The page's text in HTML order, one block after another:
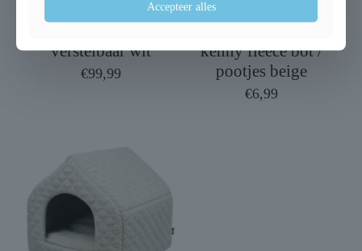
verstelbaar wit
€99,99
kenny fleece bot /
pootjes beige
€6,99
Accepteer alles